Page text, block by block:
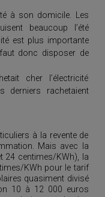
à son domicile. Les
beaucoup l’été
est plus importante
donc disposer de
cher l’électricité
derniers rachetaient
à la revente de
Mais avec la
24 centimes/KWh), la
KWh pour le tarif
quasiment divisé
10 à 12 000 euros